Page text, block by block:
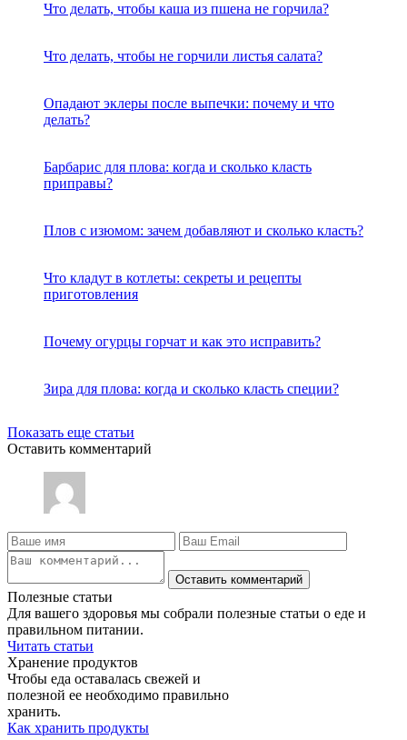
Что делать, чтобы каша из пшена не горчила?
Что делать, чтобы не горчили листья салата?
Опадают эклеры после выпечки: почему и что
делать?
Барбарис для плова: когда и сколько класть
приправы?
Плов с изюмом: зачем добавляют и сколько класть?
Что кладут в котлеты: секреты и рецепты
приготовления
Почему огурцы горчат и как это исправить?
Зира для плова: когда и сколько класть специи?
Показать еще статьи
Оставить комментарий
Оставить комментарий
Полезные статьи
Для вашего здоровья мы собрали полезные статьи о еде и
правильном питании.
Читать статьи
Хранение продуктов
Чтобы еда оставалась свежей и
полезной ее необходимо правильно
хранить.
Как хранить продукты